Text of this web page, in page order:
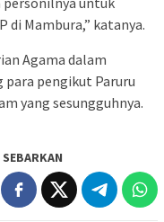
di Mambura,” katanya.
Agama dalam
pengikut Paruru
yang sesungguhnya.
SEBARKAN